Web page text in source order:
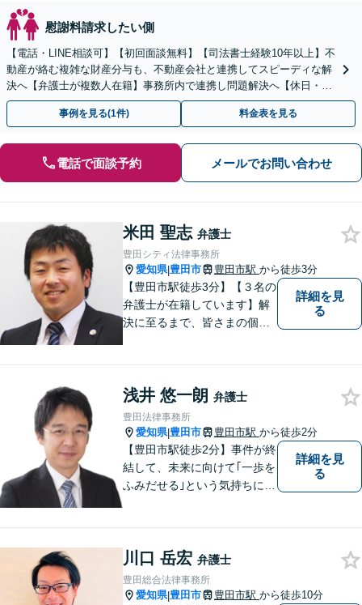
慰謝料請求したい側
【電話・LINE相談可】【初回面談無料】【司法書士経験10年以上】不
動産が絡む複雑な財産分与も、不動産会社と連携してスピーディな解
決へ【弁護士が複数人在籍】事務所内で連携し問題解決へ【休日・夜
間面談可】【子連れ相談可】【虎ノ門駅1分】
事例を見る(1件) 料金表を見る
電話で面談予約 メールでお問い合わせ
米田 聖志 弁護士
豊田シティ法律事務所
愛知県|豊田市 豊田市駅 から徒歩3分
【豊田市駅徒歩3分】【３名の
弁護士が在籍しています】解
決に至るまで、皆さまの個別
続問題／刑事事件／企業法務
など幅広く対応。どうぞお気
軽にご相談ください。
詳細を見
る
浅井 悠一朗 弁護士
豊田法律事務所
愛知県|豊田市 豊田市駅 から徒歩2分
【豊田市駅徒歩2分】事件が終
結して、未来に向けて｢一歩を
ふみだせる｣という気持ちに向
のご不安はご相談ください。
【法テラス利用可※ご利用要
件あり】
詳細を見
る
川口 岳宏 弁護士
豊田総合法律事務所
愛知県|豊田市 豊田市駅 から徒歩10分